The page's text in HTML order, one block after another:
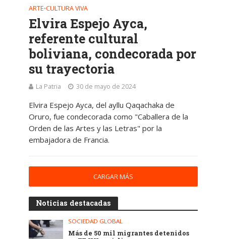
ARTE•CULTURA VIVA
Elvira Espejo Ayca,
referente cultural
boliviana, condecorada por
su trayectoria
La Patria 30 de mayo de 2024
Elvira Espejo Ayca, del ayllu Qaqachaka de
Oruro, fue condecorada como "Caballera de la
Orden de las Artes y las Letras" por la
embajadora de Francia.
CARGAR MÁS
Noticias destacadas
SOCIEDAD GLOBAL
Más de 50 mil migrantes detenidos